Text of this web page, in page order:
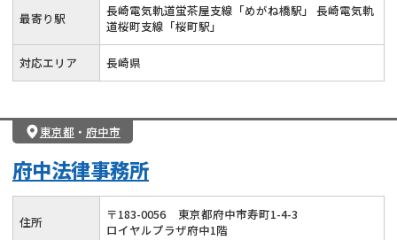
最寄り駅
長崎電気軌道蛍茶屋支線「めがね橋駅」 長崎電気軌
道桜町支線「桜町駅」
対応エリア 長崎県
東京都 ・ 府中市
府中法律事務所
住所 〒183-0056
東京都府中市寿町1-4-3
ロイヤルプラザ府中1階